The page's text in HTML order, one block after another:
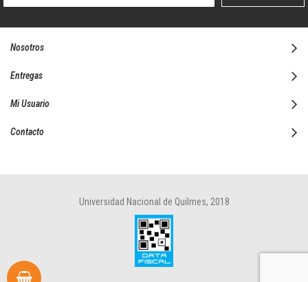
boletín
Nosotros
Entregas
Mi Usuario
Contacto
Universidad Nacional de Quilmes, 2018